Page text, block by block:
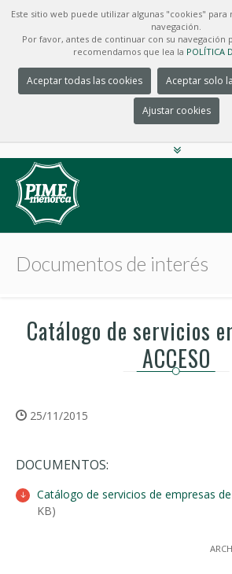
Este sitio web puede utilizar algunas "cookies"
navegación.
Por favor, antes de continuar con su navegación
recomendamos que lea la POLÍTICA
Aceptar todas las cookies Aceptar solo
Ajustar cookies
Documentos de interés
Catálogo de servicios
ACCESO
25/11/2015
DOCUMENTOS:
Catálogo de servicios de empresas de
KB)